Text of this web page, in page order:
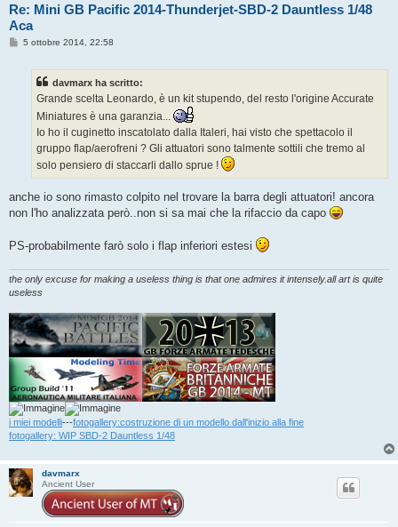
Re: Mini GB Pacific 2014-Thunderjet-SBD-2 Dauntless 1/48
Aca
M5 ottobre 2014, 22:58
davmarx ha scritto:
Grande scelta Leonardo, è un kit stupendo, del resto l'origine Accurate
Miniatures è una garanzia...
Io ho il cuginetto inscatolato dalla Italeri, hai visto che spettacolo il
gruppo flap/aerofreni ? Gli attuatori sono talmente sottili che tremo al
solo pensiero di staccarli dallo sprue !
anche io sono rimasto colpito nel trovare la barra degli attuatori! ancora
non l'ho analizzata però..non si sa mai che la rifaccio da capo
PS-probabilmente farò solo i flap inferiori estesi
the only excuse for making a useless thing is that one admires it intensely.all art is quite
useless
i miei modelli---fotogallery:costruzione di un modello dall'inizio alla fine
fotogallery: WIP SBD-2 Dauntless 1/48
davmarx
Ancient User